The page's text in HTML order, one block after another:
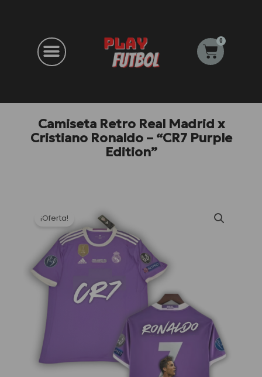
0
Carrito
Camiseta Retro Real Madrid x
Cristiano Ronaldo – “CR7 Purple
Edition”
¡Oferta!